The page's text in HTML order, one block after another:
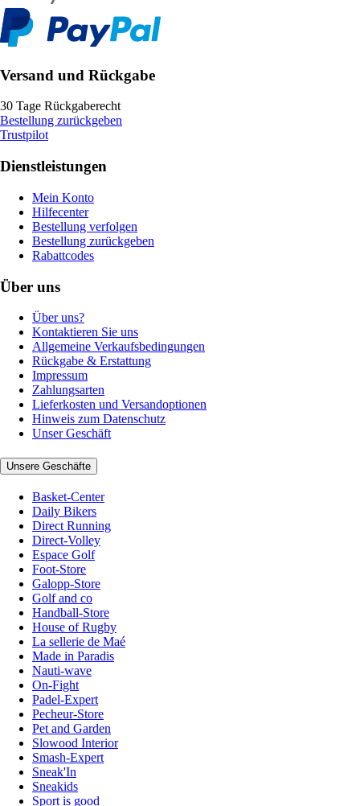
Versand und Rückgabe
30 Tage Rückgaberecht
Bestellung zurückgeben
Trustpilot
Dienstleistungen
Mein Konto
Hilfecenter
Bestellung verfolgen
Bestellung zurückgeben
Rabattcodes
Über uns
Über uns?
Kontaktieren Sie uns
Allgemeine Verkaufsbedingungen
Rückgabe & Erstattung
Impressum
Zahlungsarten
Lieferkosten und Versandoptionen
Hinweis zum Datenschutz
Unser Geschäft
Unsere Geschäfte
Basket-Center
Daily Bikers
Direct Running
Direct-Volley
Espace Golf
Foot-Store
Galopp-Store
Golf and co
Handball-Store
House of Rugby
La sellerie de Maé
Made in Paradis
Nauti-wave
On-Fight
Padel-Expert
Pecheur-Store
Pet and Garden
Slowood Interior
Smash-Expert
Sneak'In
Sneakids
Sport is good